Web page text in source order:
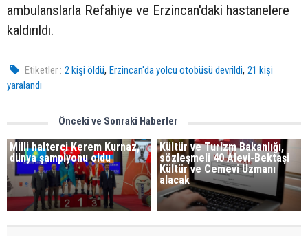
ambulanslarla Refahiye ve Erzincan'daki hastanelere
kaldırıldı.
Etiketler : 2 kişi öldü,Erzincan'da yolcu otobüsü devrildi,21 kişi
yaralandı
Önceki ve Sonraki Haberler
Milli halterci Kerem Kurnaz,
dünya şampiyonu oldu
Kültür ve Turizm Bakanlığı,
sözleşmeli 40 Alevi-Bektaşi
Kültür ve Cemevi Uzmanı
alacak